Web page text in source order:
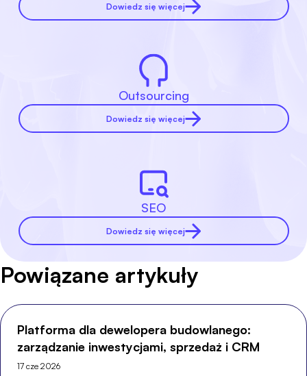
Dowiedz się więcej
Outsourcing
Dowiedz się więcej
SEO
Dowiedz się więcej
Powiązane artykuły
Platforma dla dewelopera budowlanego:
zarządzanie inwestycjami, sprzedaż i CRM
17 cze 2026